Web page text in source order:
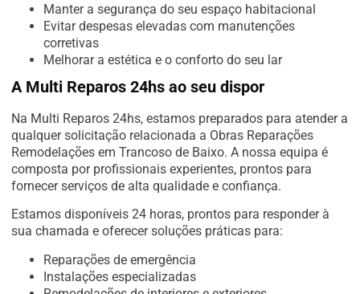
Manter a segurança do seu espaço habitacional
Evitar despesas elevadas com manutenções
corretivas
Melhorar a estética e o conforto do seu lar
A Multi Reparos 24hs ao seu dispor
Na Multi Reparos 24hs, estamos preparados para atender a
qualquer solicitação relacionada a Obras Reparações
Remodelações em Trancoso de Baixo. A nossa equipa é
composta por profissionais experientes, prontos para
fornecer serviços de alta qualidade e confiança.
Estamos disponíveis 24 horas, prontos para responder à
sua chamada e oferecer soluções práticas para:
Reparações de emergência
Instalações especializadas